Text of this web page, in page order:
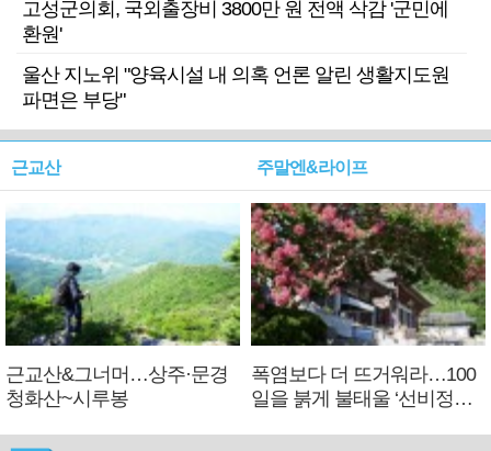
고성군의회, 국외출장비 3800만 원 전액 삭감 '군민에
환원'
울산 지노위 "양육시설 내 의혹 언론 알린 생활지도원
파면은 부당"
근교산
근교산&그너머…상주·문경
청화산~시루봉
주말엔&라이프
폭염보다 더 뜨거워라…100
일을 붉게 불태울 ‘선비정신’